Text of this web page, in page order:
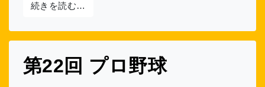
続きを読む…
第22回 プロ野球